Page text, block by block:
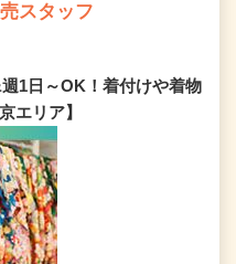
スタッフ
1日～OK！着付けや着物
エリア】